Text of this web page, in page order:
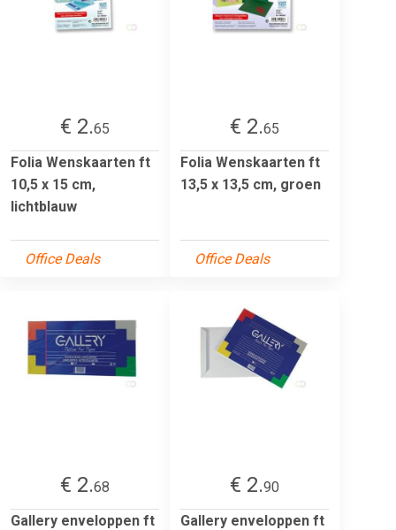
€ 2.65
Folia Wenskaarten ft
10,5 x 15 cm,
lichtblauw
Office Deals
€ 2.65
Folia Wenskaarten ft
13,5 x 13,5 cm, groen
Office Deals
€ 2.68
Gallery enveloppen ft
€ 2.90
Gallery enveloppen ft